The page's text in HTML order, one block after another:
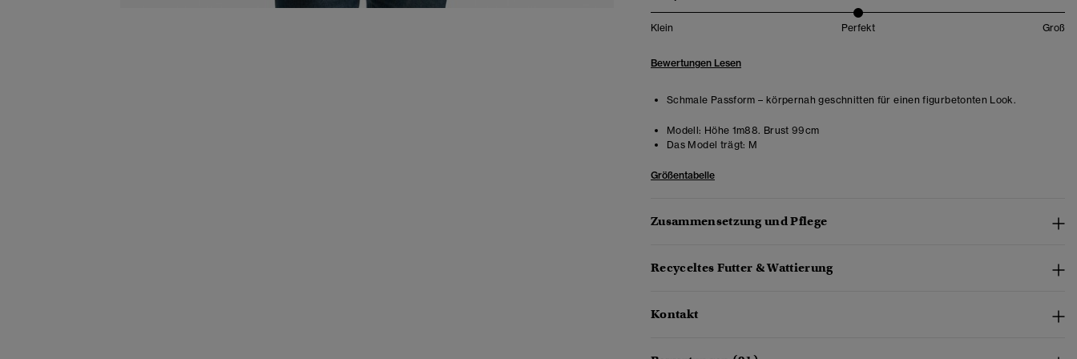
Klein Perfekt Groß
Bewertungen Lesen
Schmale Passform – körpernah geschnitten für einen figurbetonten Look.
Modell: Höhe 1m88. Brust 99cm
Das Model trägt: M
Größentabelle
Zusammensetzung und Pflege
Recyceltes Futter & Wattierung
Kontakt